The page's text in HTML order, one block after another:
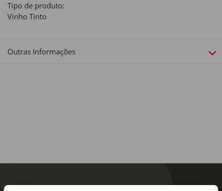
Tipo de produto:
Vinho Tinto
Outras Informações